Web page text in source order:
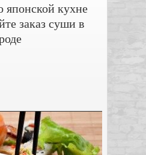
японской кухне
заказ суши в